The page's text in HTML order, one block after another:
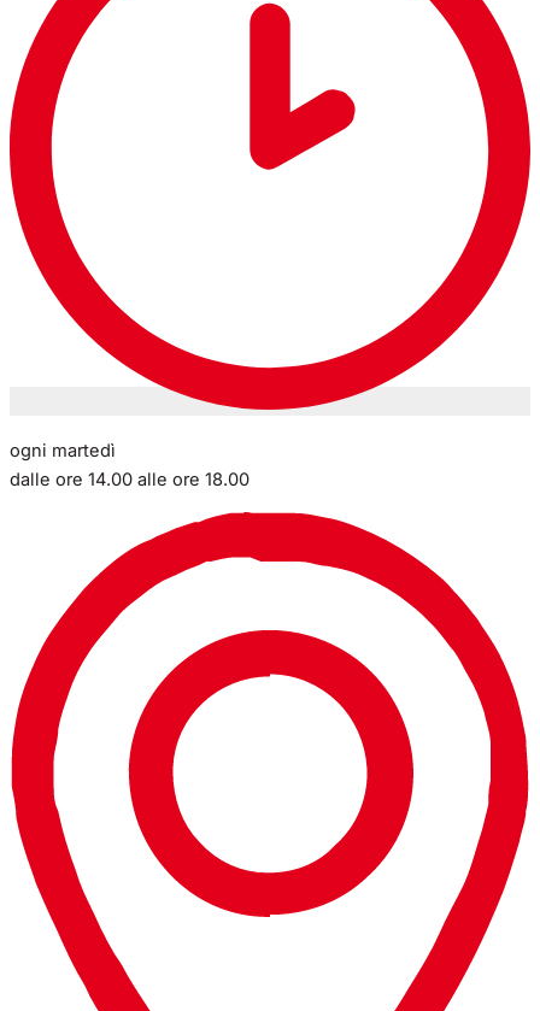
ogni martedì
dalle ore 14.00 alle ore 18.00